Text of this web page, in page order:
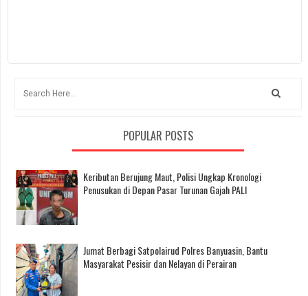
POPULAR POSTS
Keributan Berujung Maut, Polisi Ungkap Kronologi
Penusukan di Depan Pasar Turunan Gajah PALI
Jumat Berbagi Satpolairud Polres Banyuasin, Bantu
Masyarakat Pesisir dan Nelayan di Perairan